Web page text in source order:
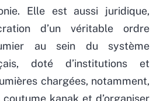
Elle est aussi juridique,
d’un véritable ordre
au sein du système
doté d’institutions et
chargées, notamment,
kanak et d’organiser